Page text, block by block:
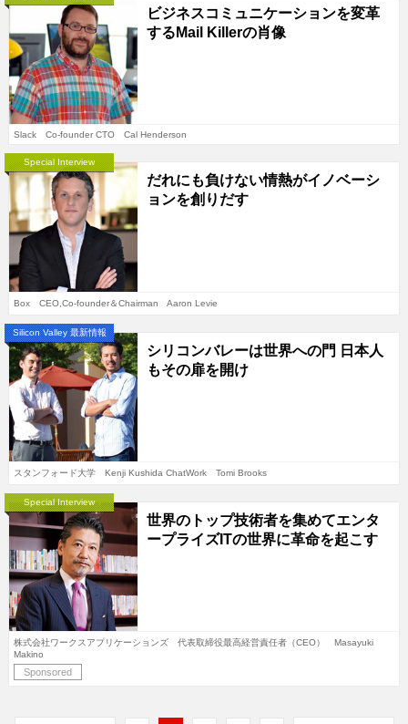
ビジネスコミュニケーションを変革
するMail Killerの肖像
Slack Co-founder CTO Cal Henderson
Special Interview
だれにも負けない情熱がイノベーシ
ョンを創りだす
Box CEO,Co-founder＆Chairman Aaron Levie
Silicon Valley 最新情報
シリコンバレーは世界への門 日本人
もその扉を開け
スタンフォード大学 Kenji Kushida ChatWork Tomi Brooks
Special Interview
世界のトップ技術者を集めてエンタ
ープライズITの世界に革命を起こす
株式会社ワークスアプリケーションズ 代表取締役最高経営責任者（CEO） Masayuki
Makino
Sponsored